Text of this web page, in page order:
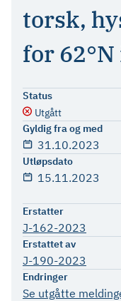
torsk,
for 62°N
Status
Utgått
Gyldig fra og med
31.10.2023
Utløpsdato
15.11.2023
Erstatter
J-162-2023
Erstattet av
J-190-2023
Endringer
Se utgåtte